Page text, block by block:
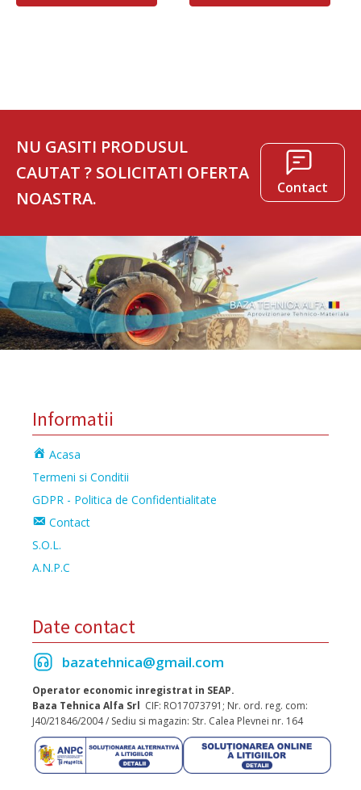
fost:581 lei.
fost: 1.996 lei.
NU GASITI PRODUSUL
CAUTAT ? SOLICITATI OFERTA
NOASTRA.
Contact
Informatii
Acasa
Termeni si Conditii
GDPR - Politica de Confidentialitate
Contact
S.O.L.
A.N.P.C
Date contact
bazatehnica@gmail.com
Operator economic inregistrat in SEAP.
Baza Tehnica Alfa Srl CIF: RO17073791; Nr. ord. reg. com:
J40/21846/2004 / Sediu si magazin: Str. Calea Plevnei nr. 164